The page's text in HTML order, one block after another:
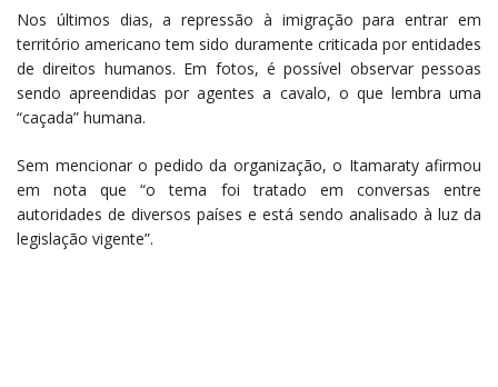
Nos últimos dias, a repressão à imigração para entrar em
território americano tem sido duramente criticada por entidades
de direitos humanos. Em fotos, é possível observar pessoas
sendo apreendidas por agentes a cavalo, o que lembra uma
“caçada” humana.
Sem mencionar o pedido da organização, o Itamaraty afirmou
em nota que “o tema foi tratado em conversas entre
autoridades de diversos países e está sendo analisado à luz da
legislação vigente”.